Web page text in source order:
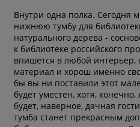
Внутри одна полка. Сегодня
нижнюю тумбу для
натурального дерева -
к библиотеке российского
впишется в любой интерьер,
материал и хорош именно
бы вы ни поставили этот
будет уместен, хотя,
будет, наверное, дачная
тумба станет прекрасным